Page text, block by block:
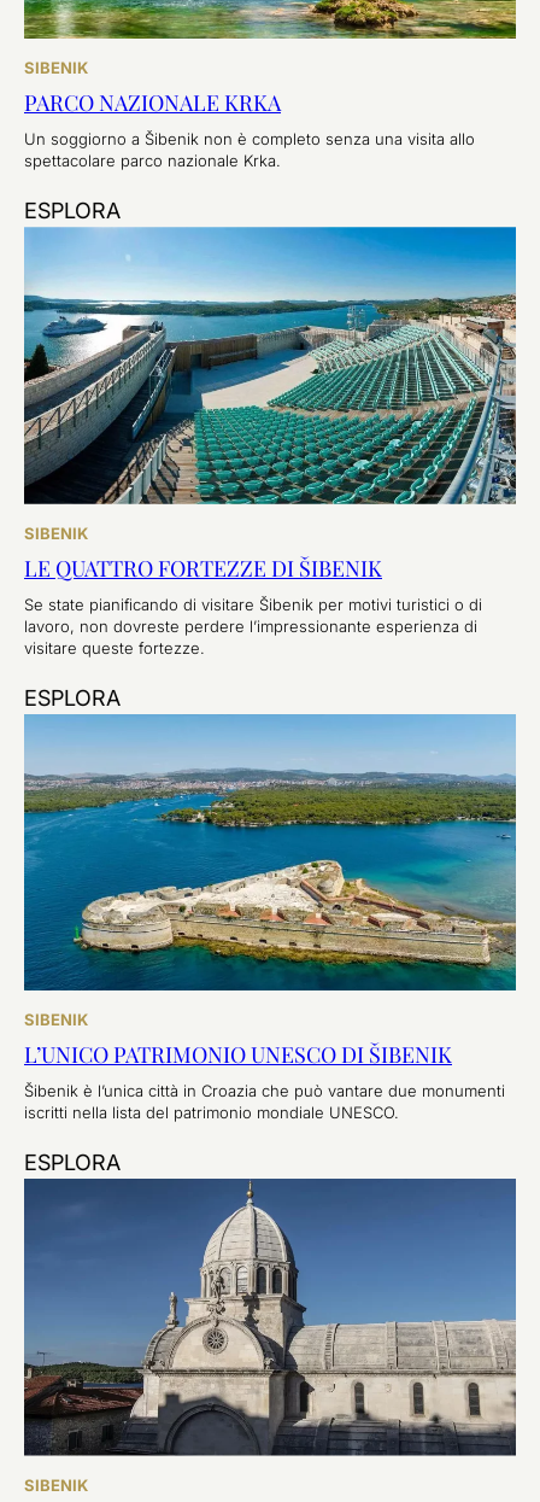
SIBENIK
PARCO NAZIONALE KRKA
Un soggiorno a Šibenik non è completo senza una visita allo
spettacolare parco nazionale Krka.
ESPLORA
SIBENIK
LE QUATTRO FORTEZZE DI ŠIBENIK
Se state pianificando di visitare Šibenik per motivi turistici o di
lavoro, non dovreste perdere l’impressionante esperienza di
visitare queste fortezze.
ESPLORA
SIBENIK
L’UNICO PATRIMONIO UNESCO DI ŠIBENIK
Šibenik è l’unica città in Croazia che può vantare due monumenti
iscritti nella lista del patrimonio mondiale UNESCO.
ESPLORA
SIBENIK